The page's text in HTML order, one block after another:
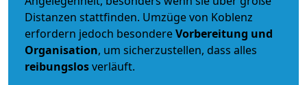
Distanzen stattfinden. Umzüge von Koblenz
erfordern jedoch besondereVorbereitung und
Organisation, um sicherzustellen, dass alles
reibungslosverläuft.